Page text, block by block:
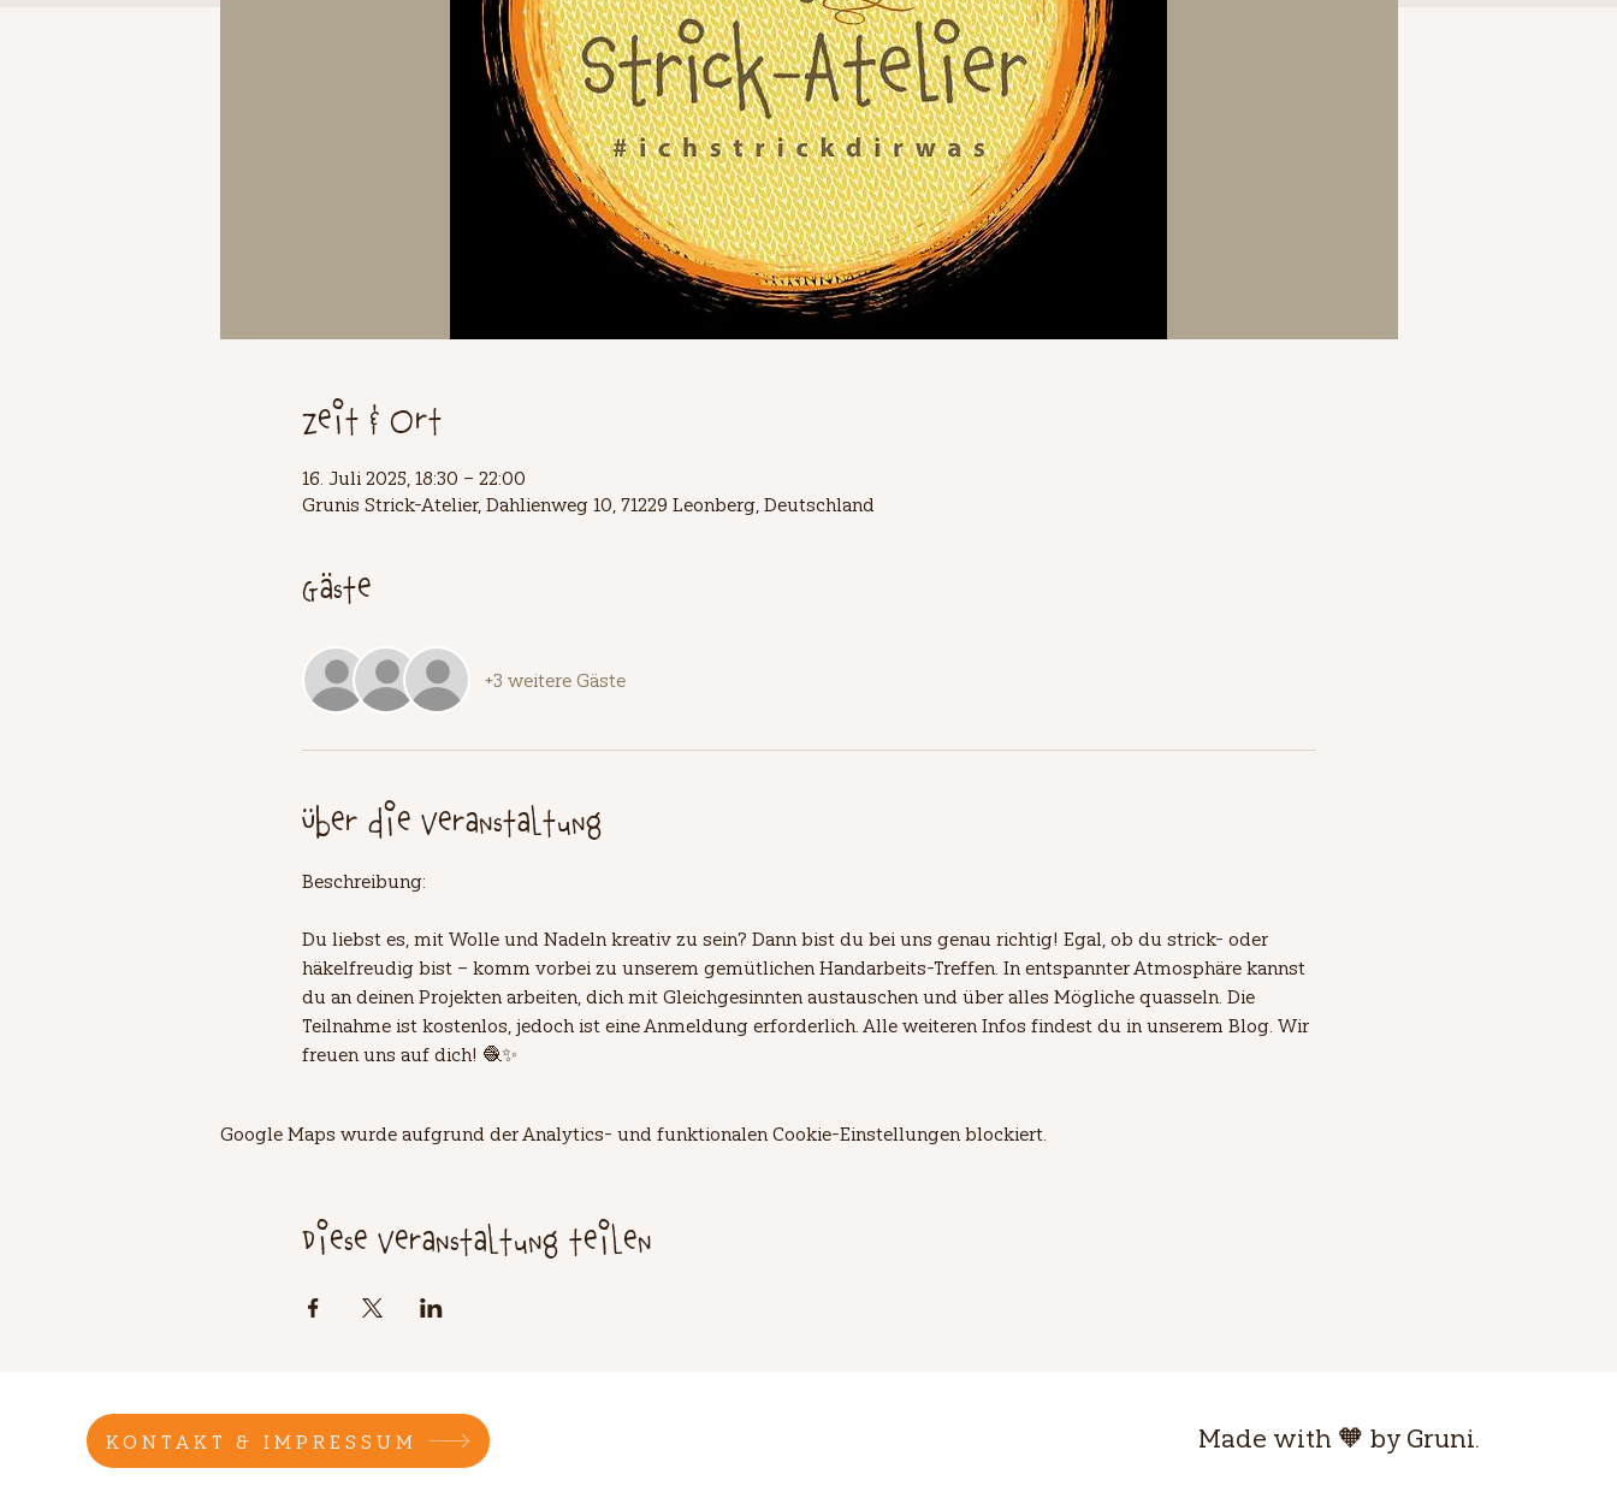
Zeit & Ort
16. Juli 2025, 18:30 – 22:00
Grunis Strick-Atelier, Dahlienweg 10, 71229 Leonberg, Deutschland
Gäste
+3 weitere Gäste
Über die Veranstaltung
Beschreibung:
Du liebst es, mit Wolle und Nadeln kreativ zu sein? Dann bist du bei uns genau richtig! Egal, ob du strick- oder
häkelfreudig bist – komm vorbei zu unserem gemütlichen Handarbeits-Treffen. In entspannter Atmosphäre kannst
du an deinen Projekten arbeiten, dich mit Gleichgesinnten austauschen und über alles Mögliche quasseln. Die
Teilnahme ist kostenlos, jedoch ist eine Anmeldung erforderlich. Alle weiteren Infos findest du in unserem Blog. Wir
freuen uns auf dich! 🧶✨
Google Maps wurde aufgrund der Analytics- und funktionalen Cookie-Einstellungen blockiert.
Diese Veranstaltung teilen
KONTAKT & IMPRESSUM Made with 🧡 by Gruni.